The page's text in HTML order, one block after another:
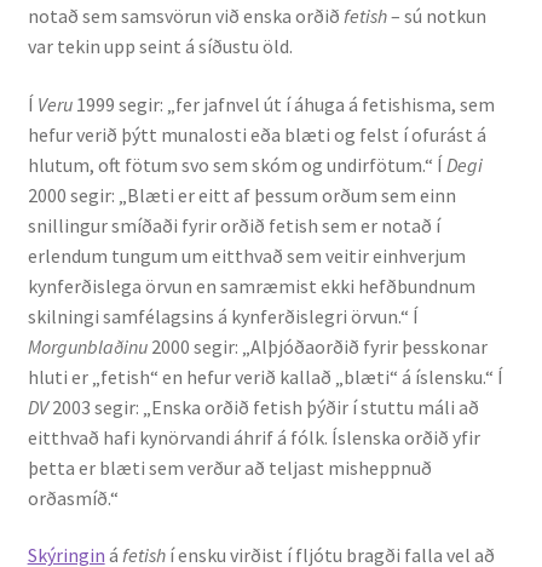
Máltækni
Orðhlutafræði
Samtímasetningafræði
Söguleg setningafræði
Hljóð og hljóðkerfi
Staða íslenskunnar
Ritverk og erindi
notað sem samsvörun við enska orðið fetish– sú notkun
var tekin upp seint á síðustu öld.
Í Veru 1999 segir: „fer jafnvel út í áhuga á fetishisma, sem
hefur verið þýtt munalosti eða blæti og felst í ofurást á
hlutum, oft fötum svo sem skóm og undirfötum.“ Í Degi
2000 segir: „Blæti er eitt af þessum orðum sem einn
snillingur smíðaði fyrir orðið fetish sem er notað í
erlendum tungum um eitthvað sem veitir einhverjum
kynferðislega örvun en samræmist ekki hefðbundnum
skilningi samfélagsins á kynferðislegri örvun.“ Í
Morgunblaðinu 2000 segir: „Alþjóðaorðið fyrir þesskonar
hluti er „fetish“ en hefur verið kallað „blæti“ á íslensku.“ Í
DV2003 segir: „Enska orðið fetish þýðir í stuttu máli að
eitthvað hafi kynörvandi áhrif á fólk. Íslenska orðið yfir
þetta er blæti sem verður að teljast misheppnuð
orðasmíð.“
Skýringin á fetishí ensku virðist í fljótu bragði falla vel að